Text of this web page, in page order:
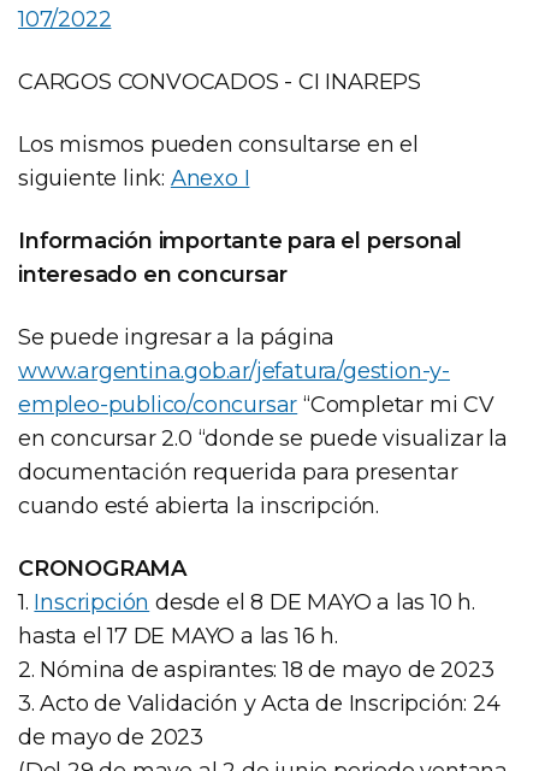
107/2022
CARGOS CONVOCADOS - CI INAREPS
Los mismos pueden consultarse en el
siguiente link: Anexo I
Información importante para el personal
interesado en concursar
Se puede ingresar a la página
www.argentina.gob.ar/jefatura/gestion-y-
empleo-publico/concursar “Completar mi CV
en concursar 2.0 “donde se puede visualizar la
documentación requerida para presentar
cuando esté abierta la inscripción.
CRONOGRAMA
1. Inscripción desde el 8 DE MAYO a las 10 h.
hasta el 17 DE MAYO a las 16 h.
2. Nómina de aspirantes: 18 de mayo de 2023
3. Acto de Validación y Acta de Inscripción: 24
de mayo de 2023